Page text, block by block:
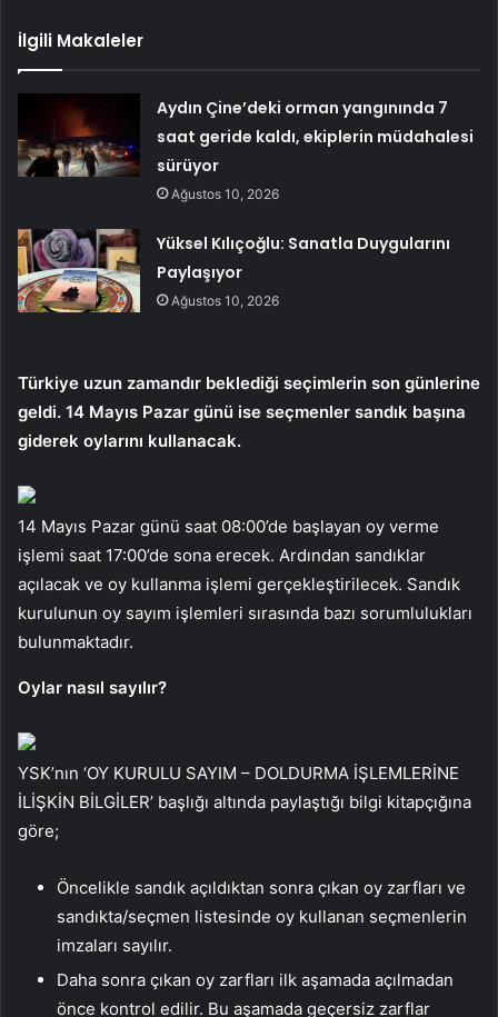
İlgili Makaleler
Aydın Çine’deki orman yangınında 7
saat geride kaldı, ekiplerin müdahalesi
sürüyor
Ağustos 10, 2026
Yüksel Kılıçoğlu: Sanatla Duygularını
Paylaşıyor
Ağustos 10, 2026
Türkiye uzun zamandır beklediği seçimlerin son günlerine
geldi. 14 Mayıs Pazar günü ise seçmenler sandık başına
giderek oylarını kullanacak.
14 Mayıs Pazar günü saat 08:00’de başlayan oy verme
işlemi saat 17:00’de sona erecek. Ardından sandıklar
açılacak ve oy kullanma işlemi gerçekleştirilecek. Sandık
kurulunun oy sayım işlemleri sırasında bazı sorumlulukları
bulunmaktadır.
Oylar nasıl sayılır?
YSK’nın ‘OY KURULU SAYIM – DOLDURMA İŞLEMLERİNE
İLİŞKİN BİLGİLER’ başlığı altında paylaştığı bilgi kitapçığına
göre;
Öncelikle sandık açıldıktan sonra çıkan oy zarfları ve
sandıkta/seçmen listesinde oy kullanan seçmenlerin
imzaları sayılır.
Daha sonra çıkan oy zarfları ilk aşamada açılmadan
önce kontrol edilir. Bu aşamada geçersiz zarflar